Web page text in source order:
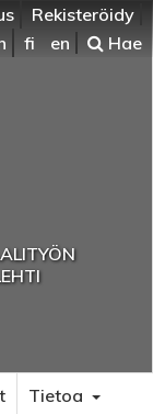
Rekisteröidy
fi en Hae
Tietoa